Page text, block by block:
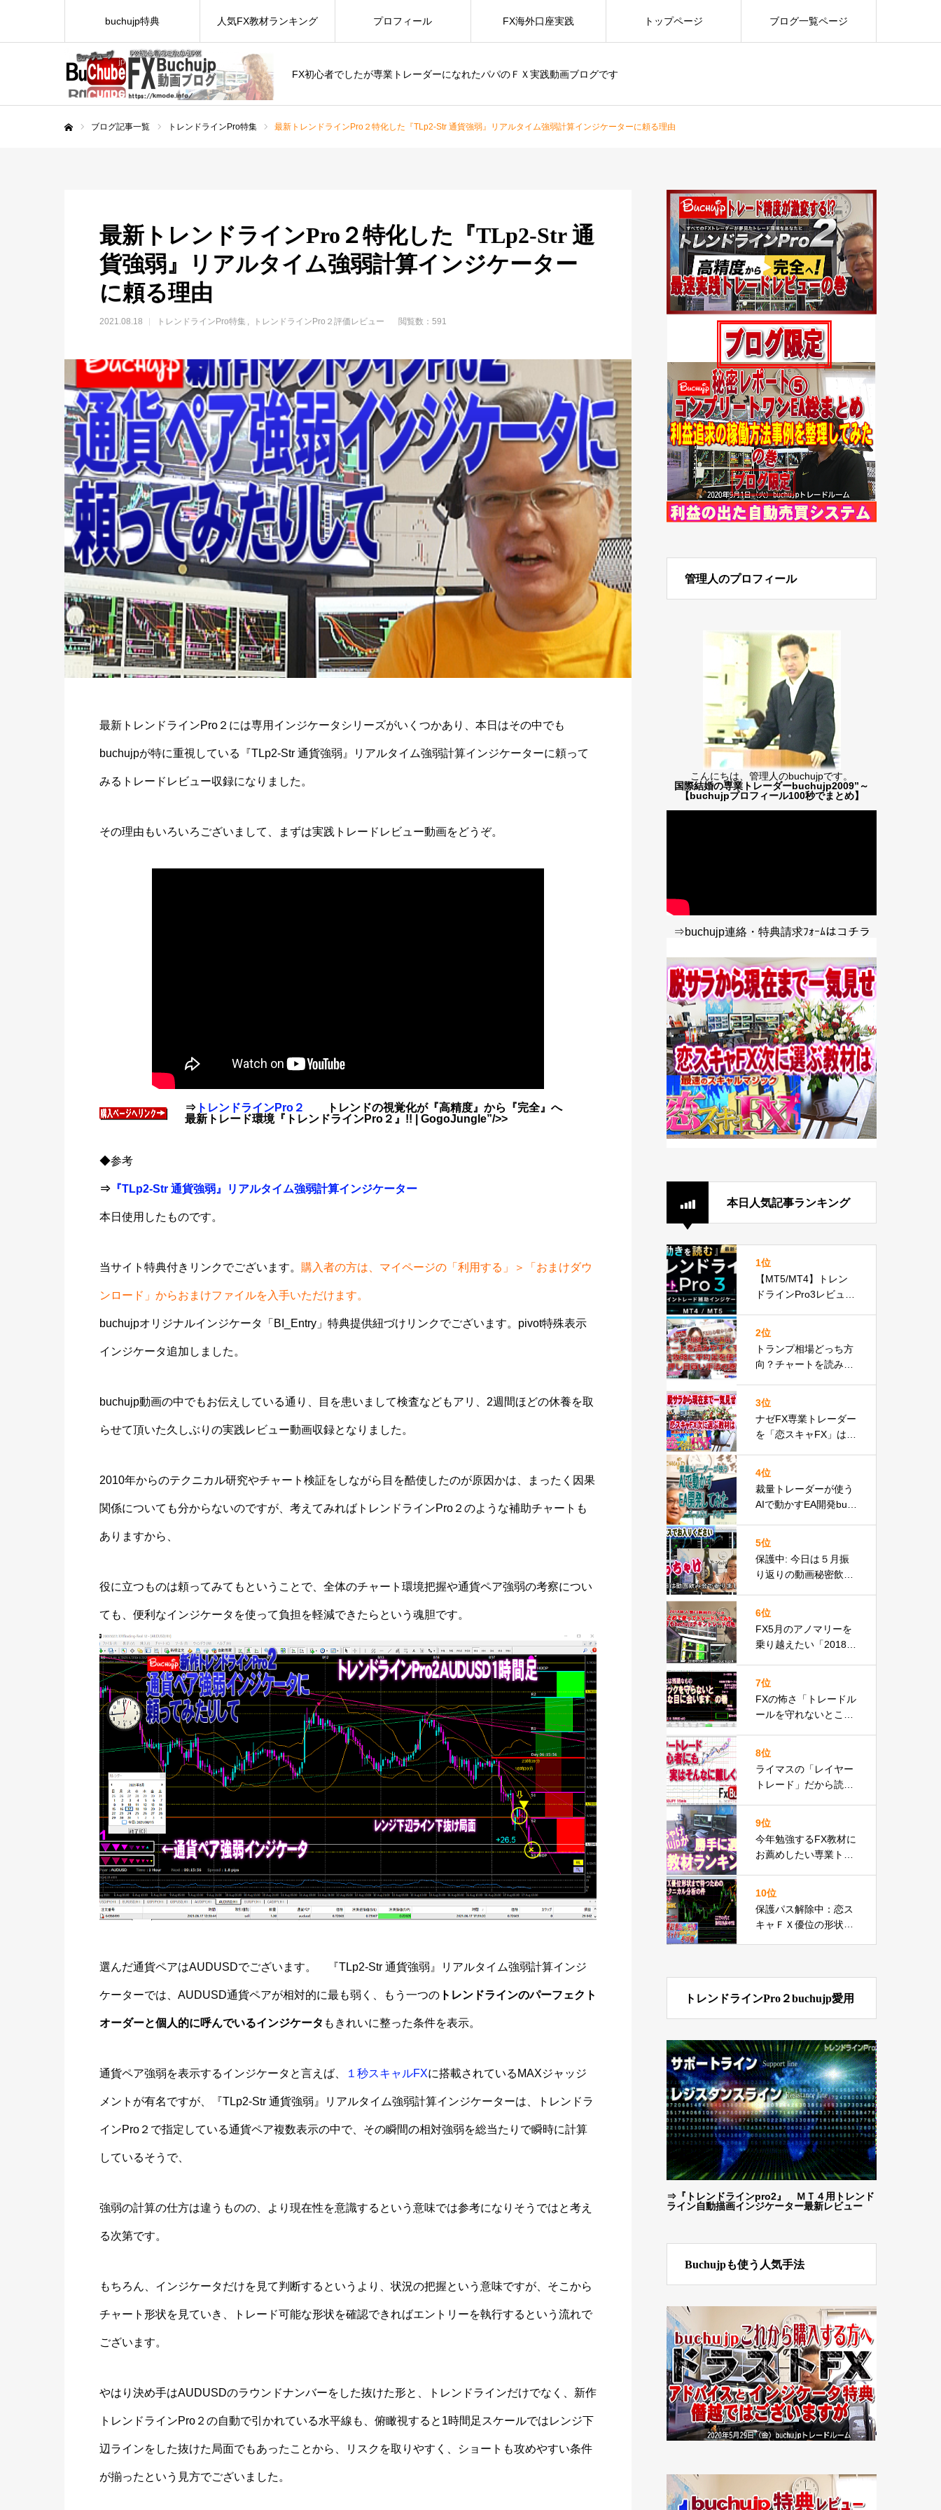
FX初心者でしたが専業トレーダーになれたパパのＦＸ実践動画ブログです
buchujp特典 人気FX教材ランキング プロフィール FX海外口座実践 トップページ ブログ一覧ページ
ブログ記事一覧 トレンドラインPro特集 最新トレンドラインPro２特化した『TLp2-Str 通貨強弱』リアルタイム強弱計算インジケーターに頼る理由
最新トレンドラインPro２特化した『TLp2-Str 通
貨強弱』リアルタイム強弱計算インジケーター
に頼る理由
2021.08.18 トレンドラインPro特集 トレンドラインPro２評価レビュー 閲覧数：591
最新トレンドラインPro２には専用インジケータシリーズがいくつかあり、本日はその中でも
buchujpが特に重視している『TLp2-Str 通貨強弱』リアルタイム強弱計算インジケーターに頼って
みるトレードレビュー収録になりました。
その理由もいろいろございまして、まずは実践トレードレビュー動画をどうぞ。
⇒ トレンドラインPro２
トレンドの視覚化が『高精度』から『完全』へ
最新トレード環境『トレンドラインPro２』!! | GogoJungle”/>>
◆参考
⇒ 『TLp2-Str 通貨強弱』リアルタイム強弱計算インジケーター
本日使用したものです。
当サイト特典付きリンクでございます。 購入者の方は、マイページの「利用する」＞「おまけダウ
ンロード」からおまけファイルを入手いただけます。
buchujpオリジナルインジケータ「BI_Entry」特典提供紐づけリンクでございます。pivot特殊表示
インジケータ追加しました。
buchujp動画の中でもお伝えしている通り、目を患いまして検査などもアリ、2週間ほどの休養を取
らせて頂いた久しぶりの実践レビュー動画収録となりました。
2010年からのテクニカル研究やチャート検証をしながら目を酷使したのが原因かは、まったく因果
関係についても分からないのですが、考えてみればトレンドラインPro２のような補助チャートも
ありますから、
役に立つものは頼ってみてもということで、全体のチャート環境把握や通貨ペア強弱の考察につい
ても、便利なインジケータを使って負担を軽減できたらという魂胆です。
選んだ通貨ペアはAUDUSDでございます。 『TLp2-Str 通貨強弱』リアルタイム強弱計算インジ
ケーターでは、AUDUSD通貨ペアが相対的に最も弱く、もう一つの トレンドラインのパーフェクト
オーダーと個人的に呼んでいるインジケータ もきれいに整った条件を表示。
通貨ペア強弱を表示するインジケータと言えば、 １秒スキャルFXに搭載されているMAXジャッジ
メントが有名ですが、『TLp2-Str 通貨強弱』リアルタイム強弱計算インジケーターは、トレンドラ
インPro２で指定している通貨ペア複数表示の中で、その瞬間の相対強弱を総当たりで瞬時に計算
しているそうで、
強弱の計算の仕方は違うものの、より現在性を意識するという意味では参考になりそうではと考え
る次第です。
もちろん、インジケータだけを見て判断するというより、状況の把握という意味ですが、そこから
チャート形状を見ていき、トレード可能な形状を確認できればエントリーを執行するという流れで
ございます。
やはり決め手はAUDUSDのラウンドナンバーをした抜けた形と、トレンドラインだけでなく、新作
トレンドラインPro２の自動で引かれている水平線も、俯瞰視すると1時間足スケールではレンジ下
辺ラインをした抜けた局面でもあったことから、リスクを取りやすく、ショートも攻めやすい条件
が揃ったという見方でございました。
管理人のプロフィール
こんにちは、管理人のbuchujpです。
国際結婚の専業トレーダーbuchujp2009”～
【buchujpプロフィール100秒でまとめ】
⇒buchujp連絡・特典請求ﾌｫｰﾑはコチラ
本日人気記事ランキング
1位
【MT5/MT4】トレン
ドラインPro3レビュー
遂に正式リリースbuch
ujp速報
2位
トランプ相場どっち方
向？チャートを読みや
巻
3位
ナゼFX専業トレーダー
を「恋スキャFX」は量
一気見せ！
4位
裁量トレーダーが使う
AIで動かすEA開発buc
5位
保護中: 今日は５月振
り返りの動画秘密飲み
6位
FX5月のアノマリーを
乗り越えたい「2018年
レードやってみたの巻
7位
FXの怖さ「トレードル
ールを守れないとこん
ンチ脱出編動画
8位
ライマスの「レイヤー
トレード」だから読め
9位
今年勉強するFX教材に
お薦めしたい専業トレ
10位
保護パス解除中：恋ス
キャＦＸ優位の形状ま
トレンドラインPro２buchujp愛用
⇒ 『トレンドラインpro2』 ＭＴ４用トレンド
ライン自動描画インジケーター最新レビュー
Buchujpも使う人気手法